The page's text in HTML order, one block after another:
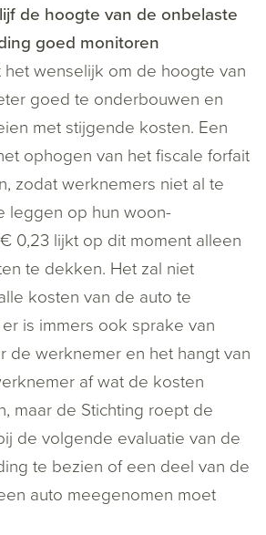
de hoogte van de onbelaste
goed monitoren
het wenselijk om de hoogte van
goed te onderbouwen en
met stijgende kosten. Een
ophogen van het fiscale forfait
zodat werknemers niet al te
leggen op hun woon-
0,23 lijkt op dit moment alleen
te dekken. Het zal niet
kosten van de auto te
is immers ook sprake van
de werknemer en het hangt van
af wat de kosten
maar de Stichting roept de
de volgende evaluatie van de
te bezien of een deel van de
auto meegenomen moet